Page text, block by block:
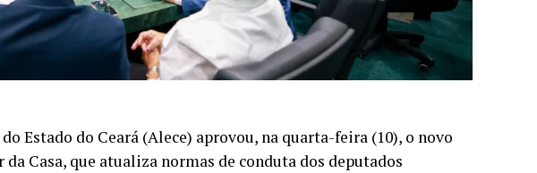
Estado do Ceará (Alece) aprovou, na quarta-feira (10), o novo
Casa, que atualiza normas de conduta dos deputados